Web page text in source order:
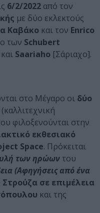
6/2/2022 από τον
με δύο εκλεκτούς
Καβάκο και τον Enrico
των Schubert
Saariaho [Σάριαχο].
στο Μέγαρο οι δύο
(καλλιτεχνική
φιλοξενούνται στην
εκθεσιακό
Space. Πρόκειται
των ηρώων του
(Aφηγήσεις από ένα
Στρούζα σε επιμέλεια
και της